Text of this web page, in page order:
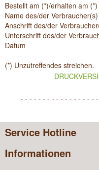
Bestellt am (*)/erhalten am (*)
Name des/der Verbraucher(s)
Anschrift des/der
Unterschrift des/der
Datum
(*) Unzutreffendes streichen.
- - - - - - - - - - - - - - - - -
Service Hotline
Informationen